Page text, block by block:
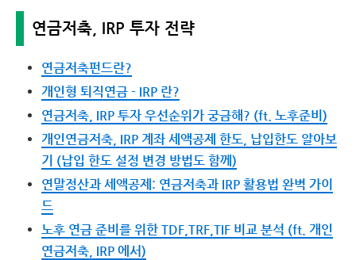
연금저축, IRP 투자 전략
연금저축펀드란?
개인형 퇴직연금 - IRP 란?
연금저축, IRP 투자 우선순위가 궁금해? (ft. 노후준비)
개인연금저축, IRP 계좌 세액공제 한도, 납입한도 알아보
기 (납입 한도 설정 변경 방법도 함께)
연말정산과 세액공제: 연금저축과 IRP 활용법 완벽 가이
드
노후 연금 준비를 위한 TDF,TRF,TIF 비교 분석 (ft. 개인
연금저축, IRP 에서)